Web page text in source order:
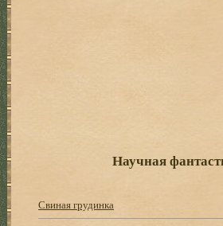
Научная
Свиная грудинка